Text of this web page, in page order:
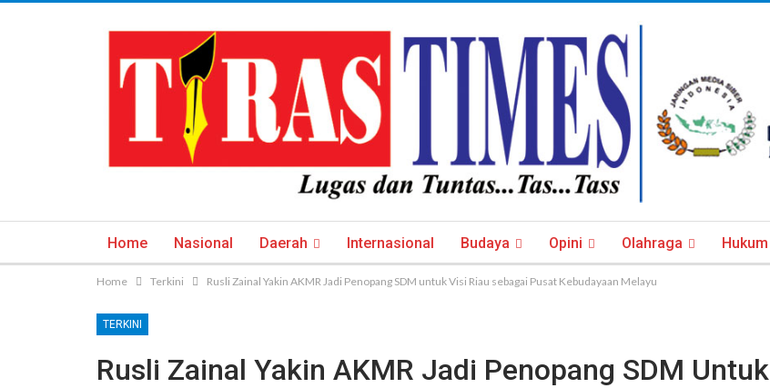
Home Nasional Daerah Internasional Budaya Opini Olahraga Hukum
Home Terkini Rusli Zainal Yakin AKMR Jadi Penopang SDM untuk Visi Riau sebagai Pusat Kebudayaan Melayu
TERKINI
Rusli Zainal Yakin AKMR Jadi Penopang SDM Untuk